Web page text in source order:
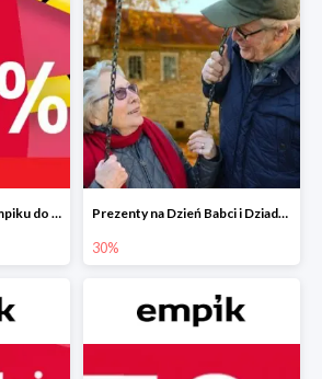
Wielka wyprzedaż w Empiku do -70% Prezenty na Dzień Babci i Dziadka w Empiku do -30%
30%